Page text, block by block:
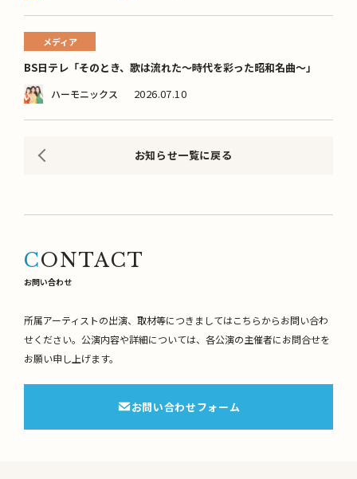
メディア
BS日テレ「そのとき、歌は流れた～時代を彩った昭和名曲～」
ハーモニックス 2026.07.10
お知らせ一覧に戻る
CONTACT
お問い合わせ
所属アーティストの出演、取材等につきましてはこちらからお問い合わ
せください。 公演内容や詳細については、各公演の主催者にお問合せを
お願い申し上げます。
お問い合わせフォーム